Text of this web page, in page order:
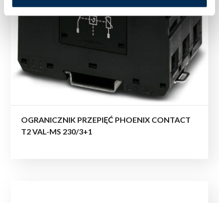
OGRANICZNIK PRZEPIĘĆ PHOENIX CONTACT
T2 VAL-MS 230/3+1